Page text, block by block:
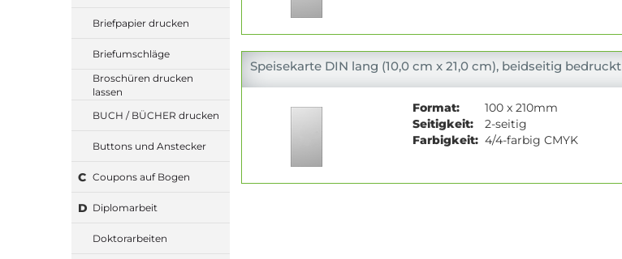
Briefpapier drucken
Briefumschläge
Broschüren drucken
lassen
BUCH / BÜCHER drucken
Buttons und Anstecker
C Coupons auf Bogen
D Diplomarbeit
Doktorarbeiten
Speisekarte DIN lang (10,0 cm x 21,0 cm), beidseitig bedruckt
Format:
100 x 210mm
Seitigkeit:
2-seitig
Farbigkeit:4/4-farbig CMYK